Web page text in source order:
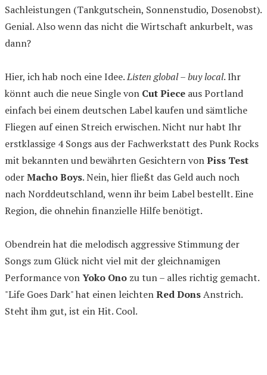
Sachleistungen (Tankgutschein, Sonnenstudio, Dosenobst).
Genial. Also wenn das nicht die Wirtschaft ankurbelt, was
dann?
Hier, ich hab noch eine Idee.Listen global – buy local. Ihr
könnt auch die neue Single von Cut Piece aus Portland
einfach bei einem deutschen Label kaufen und sämtliche
Fliegen auf einen Streich erwischen. Nicht nur habt Ihr
erstklassige 4 Songs aus der Fachwerkstatt des Punk Rocks
mit bekannten und bewährten Gesichtern vonPiss Test
oderMacho Boys. Nein, hier fließt das Geld auch noch
nach Norddeutschland, wenn ihr beim Label bestellt. Eine
Region, die ohnehin finanzielle Hilfe benötigt.
Obendrein hat die melodisch aggressive Stimmung der
Songs zum Glück nicht viel mit der gleichnamigen
Performance vonYoko Ono zu tun – alles richtig gemacht.
"Life Goes Dark" hat einen leichtenRed DonsAnstrich.
Steht ihm gut, ist ein Hit. Cool.